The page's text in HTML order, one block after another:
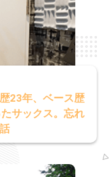
23年、ベース歴
サックス。忘れ